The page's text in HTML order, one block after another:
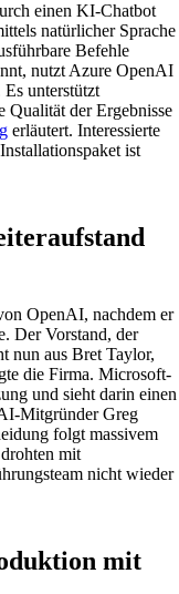
einen KI-Chatbot
natürlicher Sprache
Befehle
nutzt Azure OpenAI
unterstützt
Qualität der Ergebnisse
erläutert. Interessierte
ist
OpenAI, nachdem er
Der Vorstand, der
nun aus Bret Taylor,
die Firma. Microsoft-
und sieht darin einen
Mitgründer Greg
folgt massivem
mit
nicht wieder
mit